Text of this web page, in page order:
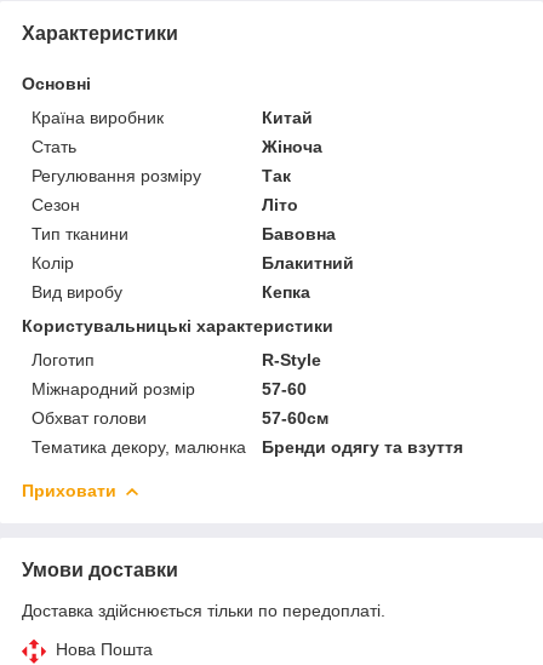
Характеристики
Основні
Країна виробник
Китай
Стать
Жіноча
Регулювання розміру
Так
Сезон
Літо
Тип тканини
Бавовна
Колір
Блакитний
Вид виробу
Кепка
Користувальницькі характеристики
Логотип
R-Style
Міжнародний розмір
57-60
Обхват голови
57-60см
Тематика декору, малюнка
Бренди одягу та взуття
Приховати
Умови доставки
Доставка здійснюється тільки по передоплаті.
Нова Пошта